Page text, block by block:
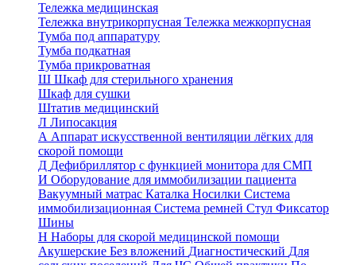
Тележка медицинская
Тележка внутрикорпусная Тележка межкорпусная
Тумба под аппаратуру
Тумба подкатная
Тумба прикроватная
Ш Шкаф для стерильного хранения
Шкаф для сушки
Штатив медицинский
Л Липосакция
А Аппарат искусственной вентиляции лёгких для
скорой помощи
Д Дефибриллятор с функцией монитора для СМП
И Оборудование для иммобилизации пациента
Вакуумный матрас Каталка Носилки Система
иммобилизационная Система ремней Стул Фиксатор
Шины
Н Наборы для скорой медицинской помощи
Акушерские Без вложений Диагностический Для